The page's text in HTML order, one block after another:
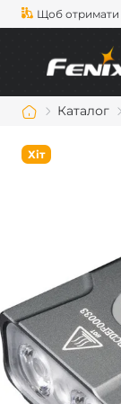
Щоб отримати
Каталог
Хіт